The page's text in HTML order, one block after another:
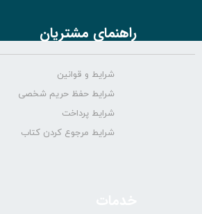
راهنمای مشتریان
شرایط و قوانین
شرایط حفظ حریم شخصی
شرایط پرداخت
شرایط مرجوع کردن کتاب